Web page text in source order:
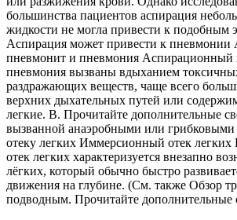
большинства пациентов аспирация
жидкости не могла привести к подобным
Аспирация может привести к
пневмонит и пневмония Аспирационный
пневмония вызваны вдыханием
раздражающих веществ, чаще всего
верхних дыхательных путей или
легкие. В. Прочитайте дополнительные
вызванной анаэробными или грибковыми
отеку легких Иммерсионный отек
отек легких характеризуется внезапно
лёгких, который обычно быстро
движения на глубине. (См. также Обзор
подводным. Прочитайте дополнительные